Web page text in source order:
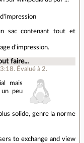
sac contenant tout et
d'impression.
faire...
. Évalué à 2.
mais
un peu
solide, genre la norme
to exchange and view